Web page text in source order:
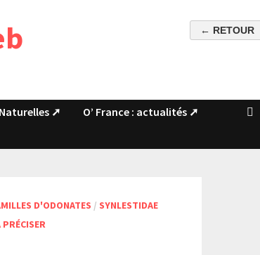
➚
O’ France : actualités ➚
D'ODONATES / SYNLESTIDAE
PRÉCISER